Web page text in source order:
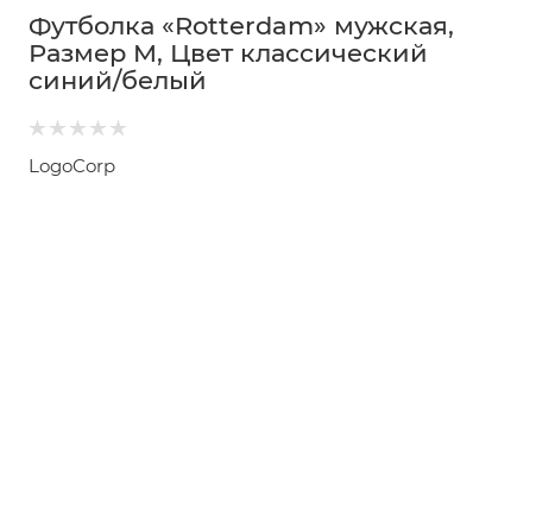
Футболка «Rotterdam» мужская,
Размер M, Цвет классический
синий/белый
LogoCorp